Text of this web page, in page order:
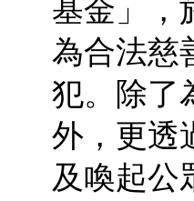
基金」，
為合法慈
犯。除了
外，更透
及喚起公